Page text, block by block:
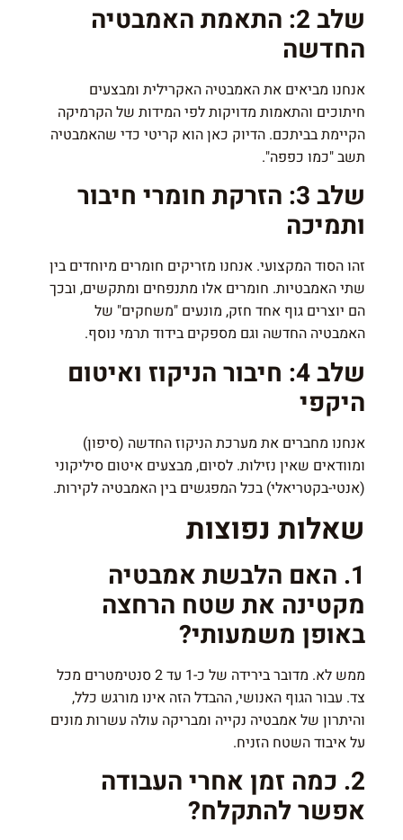
שלב 2: התאמת האמבטיה
החדשה
אנחנו מביאים את האמבטיה האקרילית ומבצעים
חיתוכים והתאמות מדויקות לפי המידות של הקרמיקה
הקיימת בביתכם. הדיוק כאן הוא קריטי כדי שהאמבטיה
תשב "כמו כפפה".
שלב 3: הזרקת חומרי חיבור
ותמיכה
זהו הסוד המקצועי. אנחנו מזריקים חומרים מיוחדים בין
שתי האמבטיות. חומרים אלו מתנפחים ומתקשים, ובכך
הם יוצרים גוף אחד חזק, מונעים "משחקים" של
האמבטיה החדשה וגם מספקים בידוד תרמי נוסף.
שלב 4: חיבור הניקוז ואיטום
היקפי
אנחנו מחברים את מערכת הניקוז החדשה (סיפון)
ומוודאים שאין נזילות. לסיום, מבצעים איטום סיליקוני
(אנטי-בקטריאלי) בכל המפגשים בין האמבטיה לקירות.
שאלות נפוצות
1. האם הלבשת אמבטיה
מקטינה את שטח הרחצה
באופן משמעותי?
ממש לא. מדובר בירידה של כ-1 עד 2 סנטימטרים מכל
צד. עבור הגוף האנושי, ההבדל הזה אינו מורגש כלל,
והיתרון של אמבטיה נקייה ומבריקה עולה עשרות מונים
על איבוד השטח הזניח.
2. כמה זמן אחרי העבודה
אפשר להתקלח?